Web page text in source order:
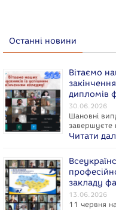
Останні новини
Вітаємо
дипломів
30.06.2026
Шановні
Читати
закладу
13.06.2026
11 червня